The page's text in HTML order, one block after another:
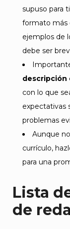
supuso para
formato más
ejemplos de
debe ser
descripción
con lo que
expectativas
problemas
Aunque
currículo,
para una
Lista
de